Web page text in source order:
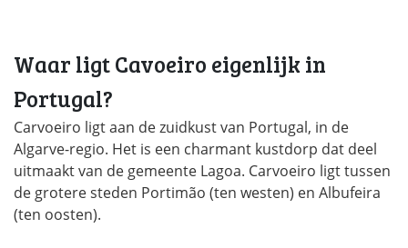
Waar ligt Cavoeiro eigenlijk in
Portugal?
Carvoeiro ligt aan de zuidkust van Portugal, in de
Algarve-regio. Het is een charmant kustdorp dat deel
uitmaakt van de gemeente Lagoa. Carvoeiro ligt tussen
de grotere steden Portimão (ten westen) en Albufeira
(ten oosten).